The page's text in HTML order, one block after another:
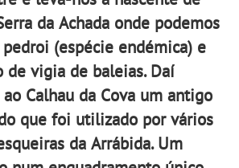
da Achada onde podemos
(espécie endémica) e
de vigia de baleias. Daí
Calhau da Cova um antigo
que foi utilizado por vários
da Arrábida. Um